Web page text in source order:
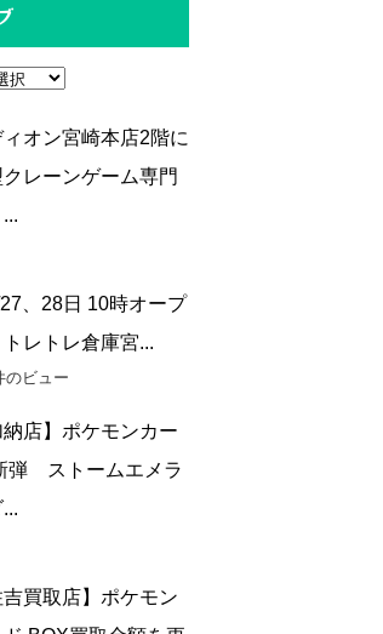
ィオン宮崎本店2階に
クレーンゲーム専門
27、28日 10時オープ
トレトレ倉庫宮...
のビュー
納店】ポケモンカー
弾 ストームエメラ
吉買取店】ポケモン